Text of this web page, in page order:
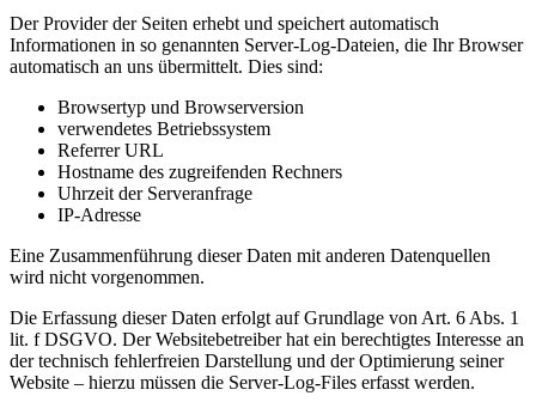
Der Provider der Seiten erhebt und speichert automatisch
Informationen in so genannten Server-Log-Dateien, die Ihr Browser
automatisch an uns übermittelt. Dies sind:
Browsertyp und Browserversion
verwendetes Betriebssystem
Referrer URL
Hostname des zugreifenden Rechners
Uhrzeit der Serveranfrage
IP-Adresse
Eine Zusammenführung dieser Daten mit anderen Datenquellen
wird nicht vorgenommen.
Die Erfassung dieser Daten erfolgt auf Grundlage von Art. 6 Abs. 1
lit. f DSGVO. Der Websitebetreiber hat ein berechtigtes Interesse an
der technisch fehlerfreien Darstellung und der Optimierung seiner
Website – hierzu müssen die Server-Log-Files erfasst werden.